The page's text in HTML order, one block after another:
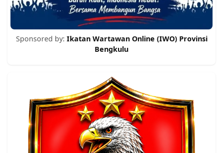
Sponsored by: Ikatan Wartawan Online (IWO) Provinsi
Bengkulu